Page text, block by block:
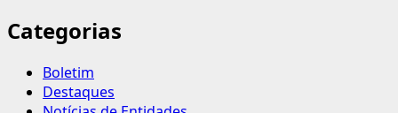
Categorias
Boletim
Destaques